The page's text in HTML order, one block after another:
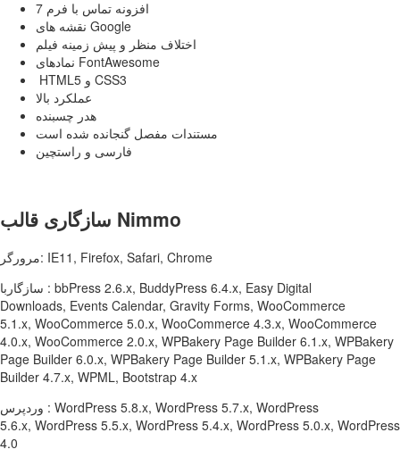
افزونه تماس با فرم 7
نقشه های Google
اختلاف منظر و پیش زمینه فیلم
نمادهای FontAwesome
HTML5 و CSS3
عملکرد بالا
هدر چسبنده
مستندات مفصل گنجانده شده است
فارسی و راستچین
سازگاری قالب Nimmo
مرورگر: IE11, Firefox, Safari, Chrome
سازگاربا : bbPress 2.6.x, BuddyPress 6.4.x, Easy Digital
Downloads, Events Calendar, Gravity Forms, WooCommerce
5.1.x, WooCommerce 5.0.x, WooCommerce 4.3.x, WooCommerce
4.0.x, WooCommerce 2.0.x, WPBakery Page Builder 6.1.x, WPBakery
Page Builder 6.0.x, WPBakery Page Builder 5.1.x, WPBakery Page
Builder 4.7.x, WPML, Bootstrap 4.x
وردپرس : WordPress 5.8.x, WordPress 5.7.x, WordPress
5.6.x, WordPress 5.5.x, WordPress 5.4.x, WordPress 5.0.x, WordPress
4.0